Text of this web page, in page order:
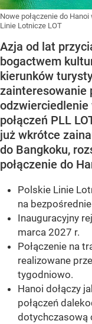
Nowe połączenie do
Linie Lotnicze LOT
Azja od lat
bogactwem
kierunków
zainteresowanie
połączeń PLL
już wkrótce
do Bangkoku,
połączenie do
Polskie Linie
na
Inauguracyjny
marca 2027 r.
Połączenie na
realizowane
tygodniowo.
Hanoi dołączy
połączeń
dotychczasową